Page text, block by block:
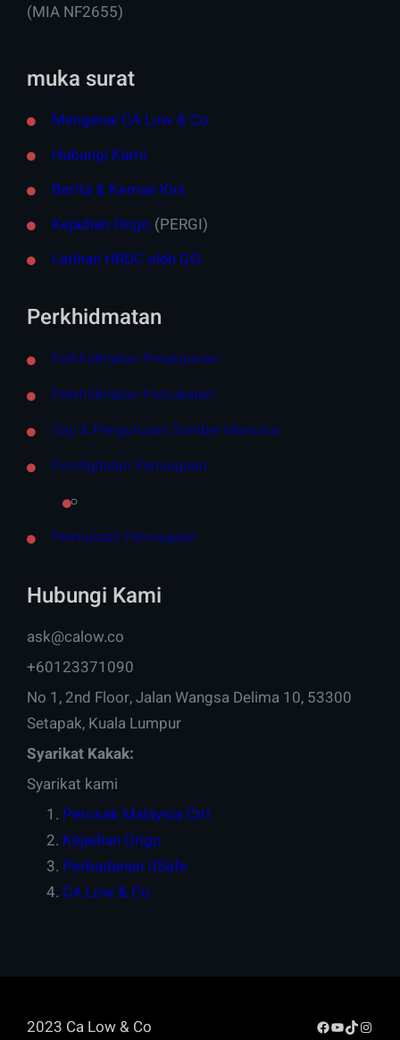
(MIA NF2655)
muka surat
Mengenai CA Low & Co
Hubungi Kami
Berita & Kemas Kini
Kejadian Origo (PERGI)
Latihan HRDC oleh GO
Perkhidmatan
Perkhidmatan Perakaunan
Perkhidmatan Percukaian
Gaji & Pengurusan Sumber Manusia
Pendigitalan Perniagaan
Permulaan Perniagaan
Hubungi Kami
ask@calow.co
+60123371090
No 1, 2nd Floor, Jalan Wangsa Delima 10, 53300
Setapak, Kuala Lumpur
Syarikat Kakak:
Syarikat kami
Perosak Malaysia Ctrl
Kejadian Origo
Perbadanan USafe
CA Low & Co
2023 Ca Low & Co Facebook
YouTube
TikTok